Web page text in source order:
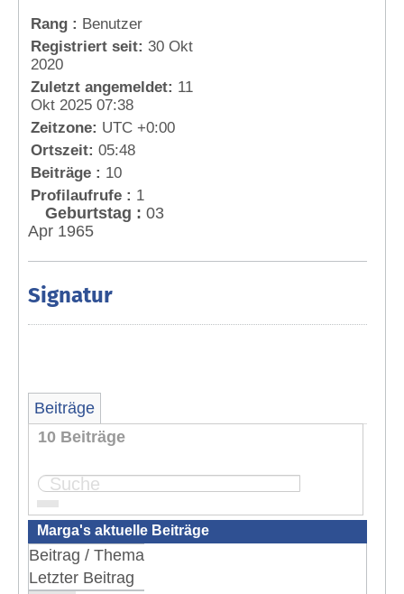
Rang : Benutzer
Registriert seit: 30 Okt
2020
Zuletzt angemeldet: 11
Okt 2025 07:38
Zeitzone: UTC +0:00
Ortszeit: 05:48
Beiträge : 10
Profilaufrufe : 1
Geburtstag : 03
Apr 1965
Signatur
Beiträge
10 Beiträge
Marga's aktuelle Beiträge
Beitrag / Thema
Letzter Beitrag